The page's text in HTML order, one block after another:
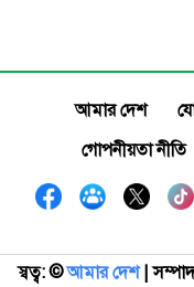
আমার দেশ
গোপনীয়তা নীতি
স্বত্ব: ©️আমার দেশ|